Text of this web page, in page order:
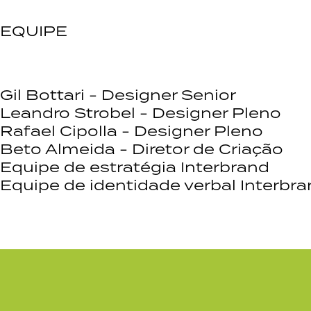
EQUIPE
Gil Bottari - Designer Senior
Leandro Strobel - Designer Pleno
Rafael Cipolla - Designer Pleno
Beto Almeida - Diretor de Criação
Equipe de estratégia Interbrand
Equipe de identidade verbal